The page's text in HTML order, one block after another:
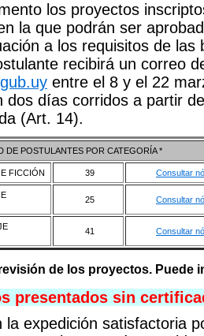
los proyectos
la que podrán ser
a los requisitos de
recibirá un correo
entre el 8 y el 22
dos días corridos a partir
(Art. 14).
DE POSTULANTES POR CATEGORÍA *
FICCIÓN 39 Consultar
25 Consultar
41 Consultar
de los proyectos. Puede
presentados sin
la expedición satisfactoria